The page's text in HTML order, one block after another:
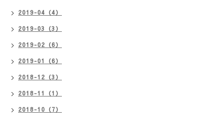
2019-04（4）
2019-03（3）
2019-02（6）
2019-01（6）
2018-12（3）
2018-11（1）
2018-10（7）